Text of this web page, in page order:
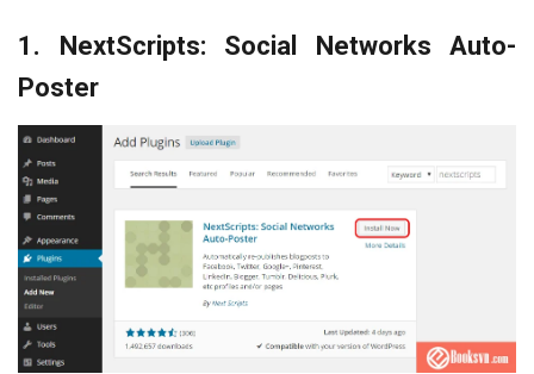
1. NextScripts: Social Networks Auto-
Poster